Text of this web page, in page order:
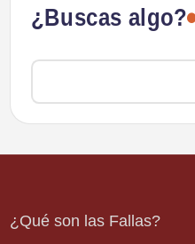
¿Buscas algo?
¿Qué son las Fallas?